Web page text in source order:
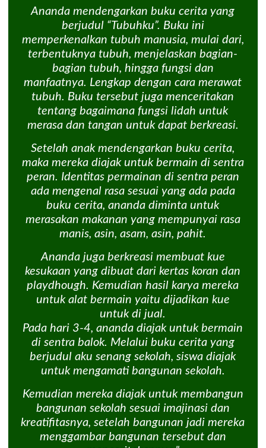
Ananda mendengarkan buku cerita yang
berjudul “Tubuhku”. Buku ini
memperkenalkan tubuh manusia, mulai dari,
terbentuknya tubuh, menjelaskan bagian-
bagian tubuh, hingga fungsi dan
manfaatnya. Lengkap dengan cara merawat
tubuh. Buku tersebut juga menceritakan
tentang bagaimana fungsi lidah untuk
merasa dan tangan untuk dapat berkreasi.
Setelah anak mendengarkan buku cerita,
maka mereka diajak untuk bermain di sentra
peran. Identitas permainan di sentra peran
ada mengenal rasa sesuai yang ada pada
buku cerita, ananda diminta untuk
merasakan makanan yang mempunyai rasa
manis, asin, asam, asin, pahit.
Ananda juga berkreasi membuat kue
kesukaan yang dibuat dari kertas koran dan
playdhough. Kemudian hasil karya mereka
untuk alat bermain yaitu dijadikan kue
untuk di jual.
Pada hari 3-4, ananda diajak untuk bermain
di sentra balok. Melalui buku cerita yang
berjudul aku senang sekolah, siswa diajak
untuk mengamati bangunan sekolah.
Kemudian mereka diajak untuk membangun
bangunan sekolah sesuai imajinasi dan
kreatifitasnya, setelah bangunan jadi mereka
menggambar bangunan tersebut dan